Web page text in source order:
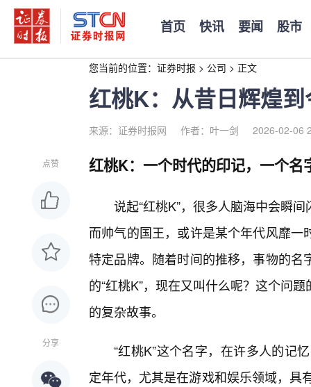
首页 快讯 要闻 股市
您当前的位置： 证券时报 > 公司 > 正文
红桃K：从昔日辉煌
来源：证券时报网 作者：叶一剑 2026-02-06
点赞
分享
红桃K：一个时代的印记，一个名
说起“红桃K”，很多人脑海中会瞬
而帅气的国王，或许是某个年代风靡
特定品牌。随着时间的推移，事物的
的“红桃K”，现在又叫什么呢？这个问
的复杂故事。
“红桃K”这个名字，在许多人的记
定年代，尤其是在游戏和娱乐领域，具